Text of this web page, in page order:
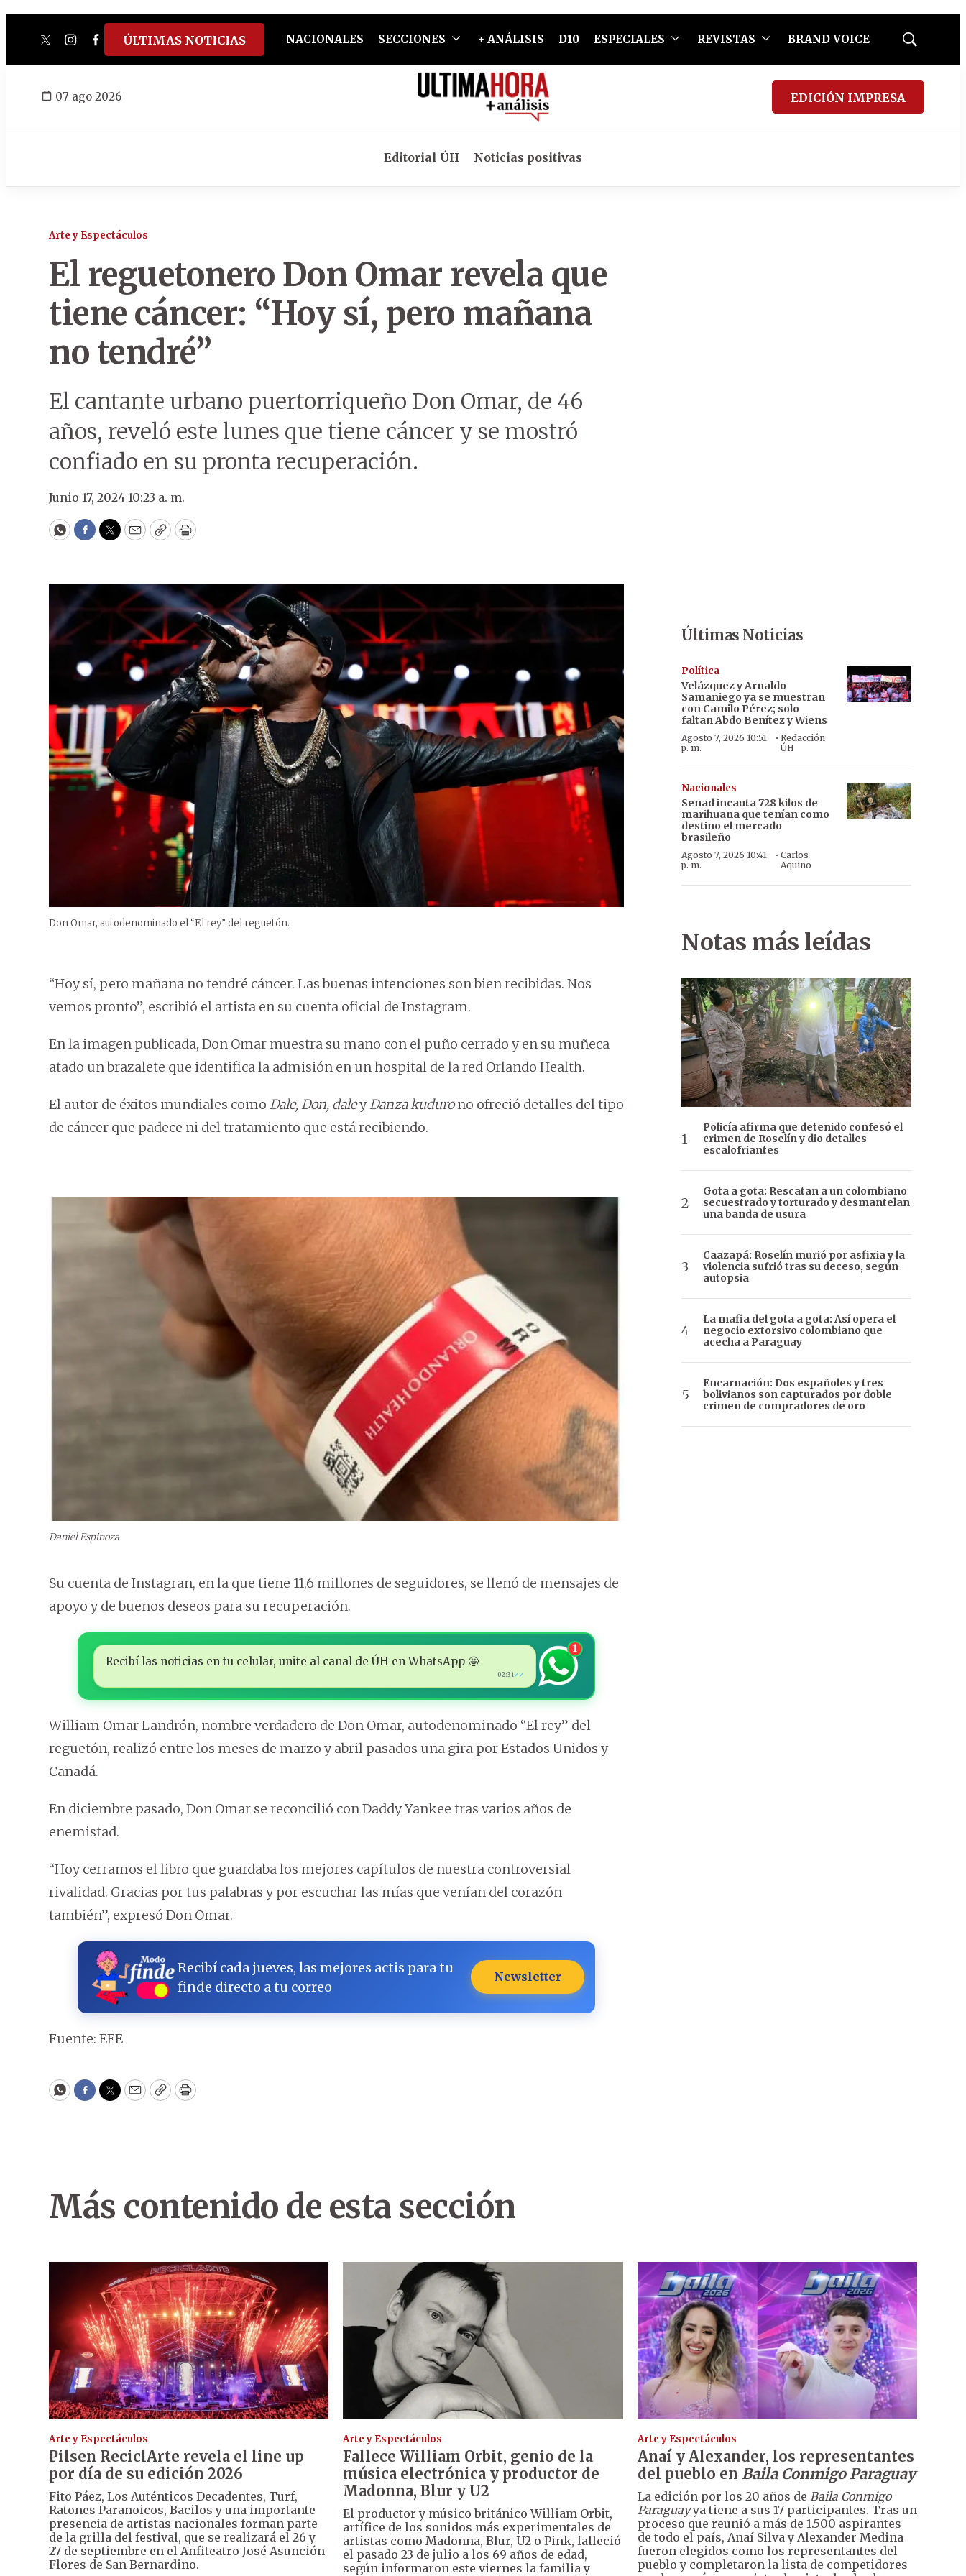
twitterinstagram
facebook
tiktokyoutube
spotify
ÚLTIMAS NOTICIAS NACIONALES SECCIONES + ANÁLISIS D10 ESPECIALES REVISTAS BRAND VOICE
Mostrar
07 ago 2026 EDICIÓN IMPRESA
Editorial ÚH Noticias positivas
Arte y Espectáculos
El reguetonero Don Omar revela que
tiene cáncer: “Hoy sí, pero mañana
no tendré”
El cantante urbano puertorriqueño Don Omar, de 46
años, reveló este lunes que tiene cáncer y se mostró
confiado en su pronta recuperación.
Junio 17, 2024 10:23 a. m.
WhatsApp
Facebook
Twitter
EmailCopyPrint
Don Omar, autodenominado el “El rey” del reguetón.
“Hoy sí, pero mañana no tendré cáncer. Las buenas intenciones son bien recibidas. Nos
vemos pronto”, escribió el artista en su cuenta oficial de Instagram.
En la imagen publicada, Don Omar muestra su mano con el puño cerrado y en su muñeca
atado un brazalete que identifica la admisión en un hospital de la red Orlando Health.
El autor de éxitos mundiales como Dale, Don, daleyDanza kudurono ofreció detalles del tipo
de cáncer que padece ni del tratamiento que está recibiendo.
Daniel Espinoza
Su cuenta de Instagran, en la que tiene 11,6 millones de seguidores, se llenó de mensajes de
apoyo y de buenos deseos para su recuperación.
Recibí las noticias en tu celular, unite al canal de ÚH en WhatsApp 🤩
02:31 ✓✓
1
William Omar Landrón, nombre verdadero de Don Omar, autodenominado “El rey” del
reguetón, realizó entre los meses de marzo y abril pasados una gira por Estados Unidos y
Canadá.
En diciembre pasado, Don Omar se reconcilió con Daddy Yankee tras varios años de
enemistad.
“Hoy cerramos el libro que guardaba los mejores capítulos de nuestra controversial
rivalidad. Gracias por tus palabras y por escuchar las mías que venían del corazón
también”, expresó Don Omar.
Recibí cada jueves, las mejores actis para tu
finde directo a tu correo
Newsletter
Fuente: EFE
WhatsApp
Facebook
Twitter
EmailCopyPrint
Últimas Noticias
Política
Velázquez y Arnaldo
Samaniego ya se muestran
con Camilo Pérez; solo
faltan Abdo Benítez y Wiens
Agosto 7, 2026 10:51
p. m.
·Redacción
ÚH
Nacionales
Senad incauta 728 kilos de
marihuana que tenían como
destino el mercado
brasileño
Agosto 7, 2026 10:41
p. m.
· Carlos
Aquino
Notas más leídas
Policía afirma que detenido confesó el
crimen de Roselín y dio detalles
escalofriantes
Gota a gota: Rescatan a un colombiano
secuestrado y torturado y desmantelan
una banda de usura
Caazapá: Roselín murió por asfixia y la
violencia sufrió tras su deceso, según
autopsia
La mafia del gota a gota: Así opera el
negocio extorsivo colombiano que
acecha a Paraguay
Encarnación: Dos españoles y tres
bolivianos son capturados por doble
crimen de compradores de oro
Más contenido de esta sección
Arte y Espectáculos
Pilsen ReciclArte revela el line up
por día de su edición 2026
Fito Páez, Los Auténticos Decadentes, Turf,
Ratones Paranoicos, Bacilos y una importante
presencia de artistas nacionales forman parte
de la grilla del festival, que se realizará el 26 y
27 de septiembre en el Anfiteatro José Asunción
Flores de San Bernardino.
Arte y Espectáculos
Fallece William Orbit, genio de la
música electrónica y productor de
Madonna, Blur y U2
El productor y músico británico William Orbit,
artífice de los sonidos más experimentales de
artistas como Madonna, Blur, U2 o Pink, falleció
el pasado 23 de julio a los 69 años de edad,
según informaron este viernes la familia y
Arte y Espectáculos
Anaí y Alexander, los representantes
del pueblo en Baila Conmigo Paraguay
La edición por los 20 años de Baila Conmigo
Paraguayya tiene a sus 17 participantes. Tras un
proceso que reunió a más de 1.500 aspirantes
de todo el país, Anaí Silva y Alexander Medina
fueron elegidos como los representantes del
pueblo y completaron la lista de competidores